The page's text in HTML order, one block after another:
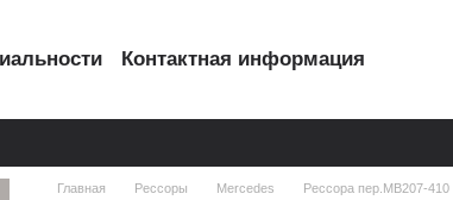
Контактная информация
Главная Рессоры Mercedes Рессора пер.MB207-410